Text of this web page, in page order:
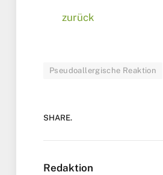
zurück
Pseudoallergische Reaktion
SHARE.
Redaktion